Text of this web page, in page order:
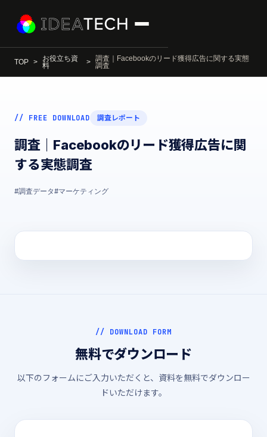
TOP
お役立ち資
料
調査｜Facebookのリード獲得広告に関する実態
調査
// FREE DOWNLOAD 調査レポート
調査｜Facebookのリード獲得広告に関
する実態調査
#調査データ#マーケティング
// DOWNLOAD FORM
無料でダウンロード
以下のフォームにご入力いただくと、資料を無料でダウンロー
ドいただけます。